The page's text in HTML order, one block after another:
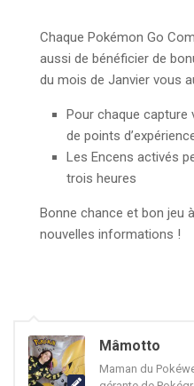
Chaque Pokémon Go
aussi de bénéficier de
du mois de Janvier vous
Pour chaque
de points
Les Encens activés
trois heures
Bonne chance et bon jeu
nouvelles informations !
Mâmotto
Maman du